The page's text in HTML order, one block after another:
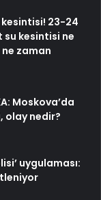
kesintisi! 23-24
su kesintisi ne
zaman
Moskova’da
olay nedir?
uygulaması: